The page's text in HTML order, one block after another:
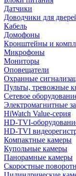
Датчики
Доводчики для
Кабель
Домофоны
Кронштейны и
Микрофоны
Мониторы
Оповещатели
Охранные
Пульты, тревожные
Сетевое
Электромагнитные
HiWatch Value-серия
HD-TVI-
HD-TVI
Компактные камеры
Купольные камеры
Панорамные камеры
Скоростные